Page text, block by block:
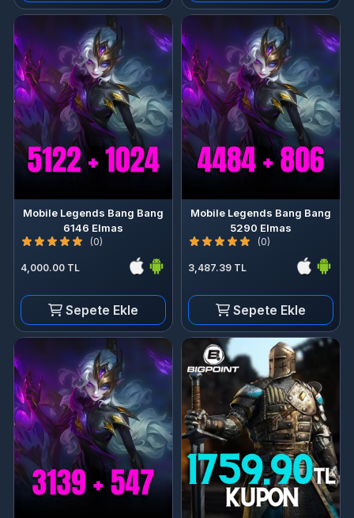
Mobile Legends Bang Bang
6146 Elmas
(0)
4,000.00 TL
Sepete Ekle
Mobile Legends Bang Bang
5290 Elmas
(0)
3,487.39 TL
Sepete Ekle